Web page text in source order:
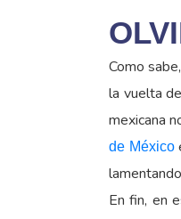
Como
la vuelta
mexicana
de México
En fin, en